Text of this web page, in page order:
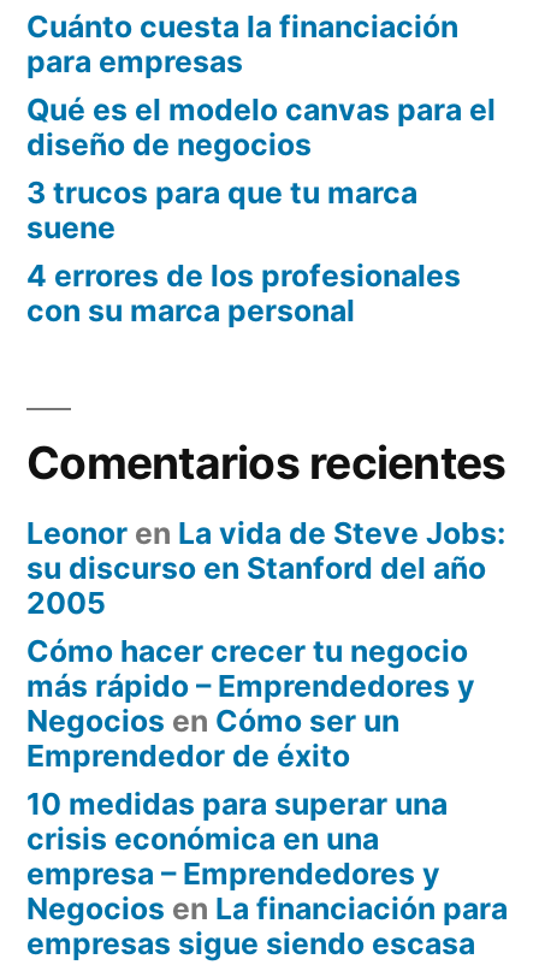
Cuánto cuesta la financiación
para empresas
Qué es el modelo canvas para el
diseño de negocios
3 trucos para que tu marca
suene
4 errores de los profesionales
con su marca personal
Comentarios recientes
Leonor en La vida de Steve Jobs:
su discurso en Stanford del año
2005
Cómo hacer crecer tu negocio
más rápido – Emprendedores y
Negocios en Cómo ser un
Emprendedor de éxito
10 medidas para superar una
crisis económica en una
empresa – Emprendedores y
Negocios en La financiación para
empresas sigue siendo escasa